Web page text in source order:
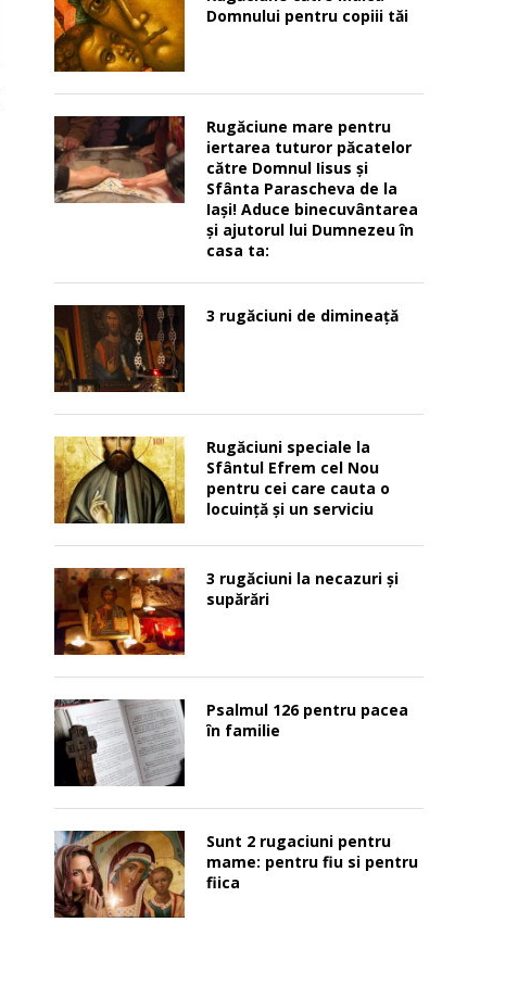
Domnului pentru copiii tăi
Rugăciune mare pentru
iertarea tuturor păcatelor
către Domnul Iisus şi
Sfânta Parascheva de la
Iaşi! Aduce binecuvântarea
şi ajutorul lui Dumnezeu în
casa ta:
3 rugăciuni de dimineață
Rugăciuni speciale la
Sfântul Efrem cel Nou
pentru cei care cauta o
locuinţă şi un serviciu
3 rugăciuni la necazuri și
supărări
Psalmul 126 pentru pacea
în familie
Sunt 2 rugaciuni pentru
mame: pentru fiu si pentru
fiica